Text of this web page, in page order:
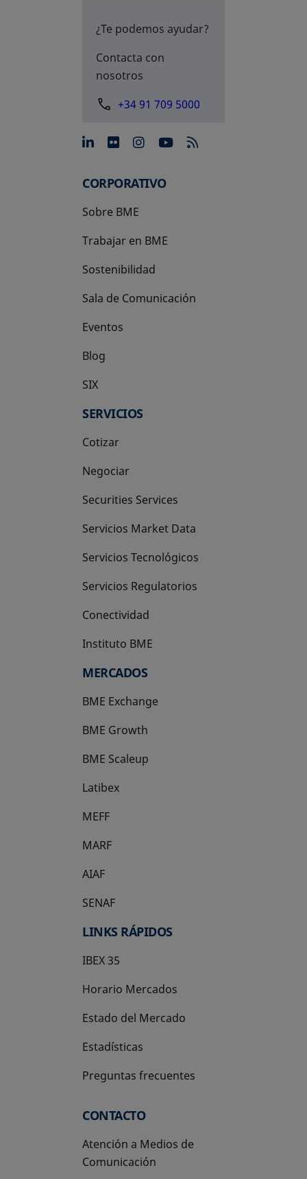
¿Te podemos ayudar?
Contacta con
nosotros
+34 91 709 5000
se abre en una pestaña
se abre en una pestaña
se abre en una
se abre en una
CORPORATIVO
Sobre BME
Trabajar en BME
Sostenibilidad
Sala de Comunicación
Eventos
Blog
SIX
se abre en una pestaña nueva
SERVICIOS
Cotizar
Negociar
Securities Services
Servicios Market Data
Servicios Tecnológicos
Servicios Regulatorios
Conectividad
Instituto BME
se abre en una pestaña nueva
MERCADOS
BME Exchange
BME Growth
se abre en una pestaña nueva
BME Scaleup
se abre en una pestaña nueva
Latibex
se abre en una pestaña nueva
MEFF
se abre en una pestaña nueva
MARF
AIAF
SENAF
LINKS RÁPIDOS
IBEX 35
Horario Mercados
Estado del Mercado
Estadísticas
Preguntas frecuentes
CONTACTO
Atención a Medios de
Comunicación